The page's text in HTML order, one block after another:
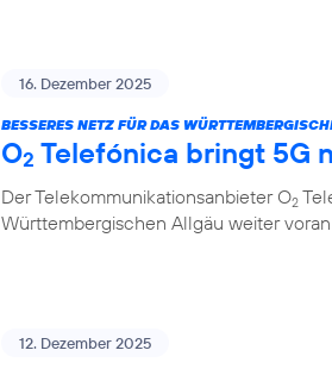
16. Dezember 2025
BESSERES NETZ FÜR DAS
O2 Telefónica bringt 5G
Der Telekommunikationsanbieter O2
Württembergischen Allgäu weiter voran
12. Dezember 2025